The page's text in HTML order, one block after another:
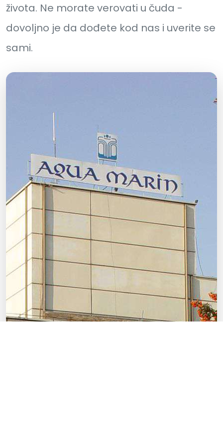
života. Ne morate verovati u čuda -
dovoljno je da dođete kod nas i uverite se
sami.